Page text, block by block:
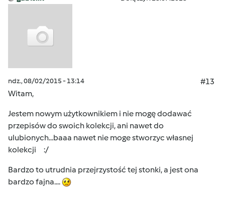
ndz., 08/02/2015 - 13:14
#13
Witam,
Jestem nowym użytkownikiem i nie mogę dodawać
przepisów do swoich kolekcji, ani nawet do
ulubionych...baaa nawet nie moge stworzyc własnej
kolekcji :/
Bardzo to utrudnia przejrzystość tej stonki, a jest ona
bardzo fajna....